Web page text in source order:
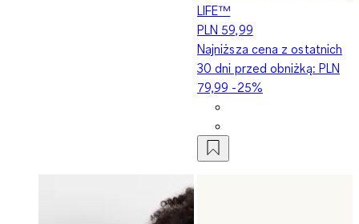
LIFE™
PLN 59,99
Najniższa cena z ostatnich
30 dni przed obniżką: PLN
79,99 -25%